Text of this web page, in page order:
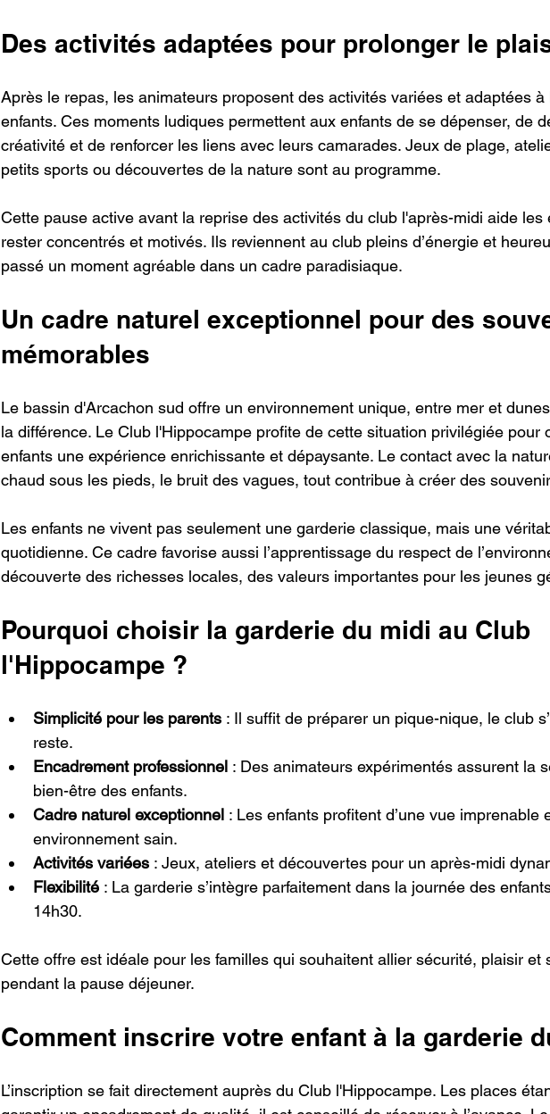
Des activités adaptées pour prolonger le
Après le repas, les animateurs proposent des activités variées et adaptées à
enfants. Ces moments ludiques permettent aux enfants de se dépenser, de
créativité et de renforcer les liens avec leurs camarades. Jeux de plage,
petits sports ou découvertes de la nature sont au programme.
Cette pause active avant la reprise des activités du club l'après-midi aide les
rester concentrés et motivés. Ils reviennent au club pleins d’énergie et
passé un moment agréable dans un cadre paradisiaque.
Un cadre naturel exceptionnel pour des
mémorables
Le bassin d'Arcachon sud offre un environnement unique, entre mer et
la différence. Le Club l'Hippocampe profite de cette situation privilégiée pour
enfants une expérience enrichissante et dépaysante. Le contact avec la
chaud sous les pieds, le bruit des vagues, tout contribue à créer des
Les enfants ne vivent pas seulement une garderie classique, mais une
quotidienne. Ce cadre favorise aussi l’apprentissage du respect de
découverte des richesses locales, des valeurs importantes pour les jeunes
Pourquoi choisir la garderie du midi au Club
l'Hippocampe ?
Simplicité pour les parents : Il suffit de préparer un pique-nique, le club
reste.
Encadrement professionnel : Des animateurs expérimentés assurent la
bien-être des enfants.
Cadre naturel exceptionnel : Les enfants profitent d’une vue imprenable
environnement sain.
Activités variées : Jeux, ateliers et découvertes pour un après-midi
Flexibilité : La garderie s’intègre parfaitement dans la journée des
14h30.
Cette offre est idéale pour les familles qui souhaitent allier sécurité, plaisir et
pendant la pause déjeuner.
Comment inscrire votre enfant à la garderie
L’inscription se fait directement auprès du Club l'Hippocampe. Les places